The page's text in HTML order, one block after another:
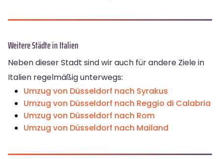
Weitere Städte in Italien
Neben dieser Stadt sind wir auch für andere Ziele in
Italien regelmäßig unterwegs:
Umzug von Düsseldorf nach Syrakus
Umzug von Düsseldorf nach Reggio di Calabria
Umzug von Düsseldorf nach Rom
Umzug von Düsseldorf nach Mailand